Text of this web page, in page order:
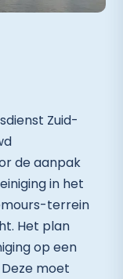
Zuid-
de aanpak
in het
terrein
Het plan
op een
moet